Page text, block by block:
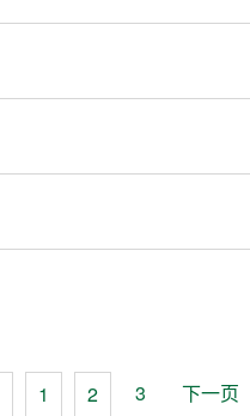
1 2 3 下一页